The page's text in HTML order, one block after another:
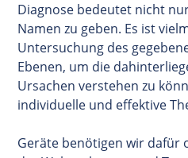
Diagnose bedeutet nicht
Namen zu geben. Es ist
Untersuchung des
Ebenen, um die
Ursachen verstehen zu
individuelle und effektive
Geräte benötigen wir dafür